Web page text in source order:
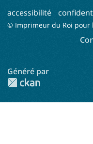
accessibilité
© Imprimeur du Roi pour
Généré par